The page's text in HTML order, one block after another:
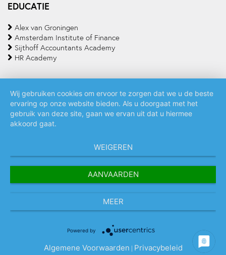
EDUCATIE
Alex van Groningen
Amsterdam Institute of Finance
Sijthoff Accountants Academy
HR Academy
Algemene voorwaarden Privacy policy Cookie statement
Wij gebruiken cookies om ervoor te zorgen dat we u de beste
ervaring op onze website bieden. Als u doorgaat met het
gebruik van deze site, gaan we ervan uit dat u hiermee
akkoord gaat.
WEIGEREN
AANVAARDEN
MEER
Powered by
Algemene Voorwaarden Privacybeleid